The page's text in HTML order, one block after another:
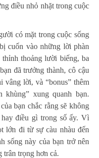
điều nhỏ nhặt trong cuộc
có mặt trong cuộc sống
cuốn vào những lời phàn
thoảng lười biếng, ba
đã trưởng thành, cô cậu
vâng lời, và “bonus” thêm
xung quanh bạn.
bạn chắc rằng sẽ không
điều gì trong số ấy. Vì
lớn đi từ sự càu nhàu đến
sống này của bạn trở nên
trân trọng hơn cả.